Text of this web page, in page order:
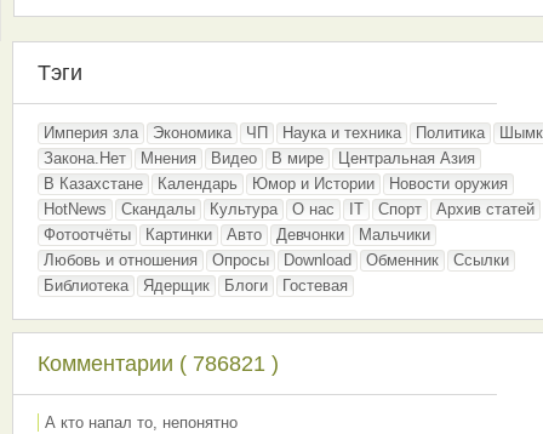
Тэги
Империя зла Экономика ЧП Наука и техника Политика
Закона.Нет
Мнения Видео В мире
Центральная Азия
В Казахстане
Календарь Юмор и Истории
Новости оружия
HotNews
Скандалы Культура О нас IT Спорт
Архив статей
Фотоотчёты
Картинки Авто Девчонки
Мальчики
Любовь и отношения
Опросы Download Обменник
Ссылки
Библиотека
Ядерщик Блоги Гостевая
Комментарии ( 786821 )
А кто напал то, непонятно